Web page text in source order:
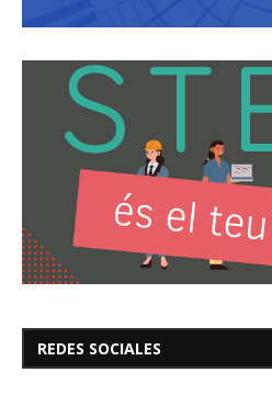
REDES SOCIALES